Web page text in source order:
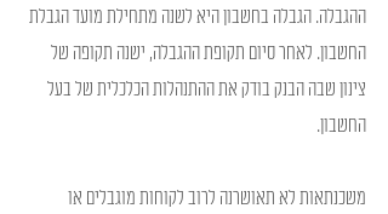
ההגבלה. הגבלה בחשבון היא לשנה מתחילת מועד הגבלת
החשבון. לאחר סיום תקופת ההגבלה, ישנה תקופה של
צינון שבה הבנק בודק את ההתנהלות הכלכלית של בעל
החשבון.
משכנתאות לא תאושרנה לרוב לקוחות מוגבלים או